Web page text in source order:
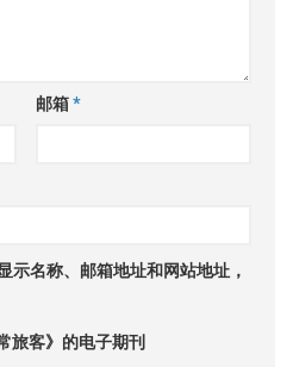
邮箱*
示名称、邮箱地址和网站地址，
旅客》的电子期刊